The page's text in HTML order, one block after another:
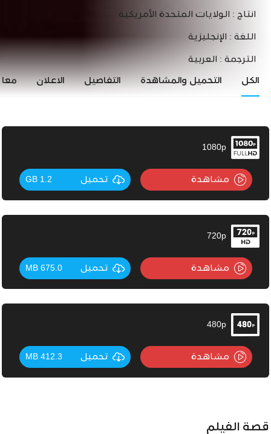
انتاج : الولايات المتحدة الأمريكية
اللغة : الإنجليزية
الترجمة : العربية
الكل التحميل والمشاهدة التفاصيل الاعلان
1080p
مشاهدة تحميل 1.2 GB
720p
مشاهدة تحميل 675.0 MB
480p
مشاهدة تحميل 412.3 MB
قصة الفيلم